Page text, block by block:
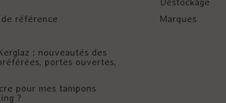
de référence
: nouveautés des
portes ouvertes,
pour mes tampons
?
Déstockage
Marques